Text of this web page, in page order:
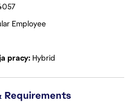
Employee
pracy Hybrid
Requirements